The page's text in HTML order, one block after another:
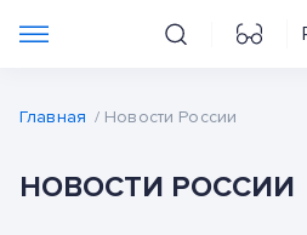
Главная / Новости России
НОВОСТИ РОССИИ